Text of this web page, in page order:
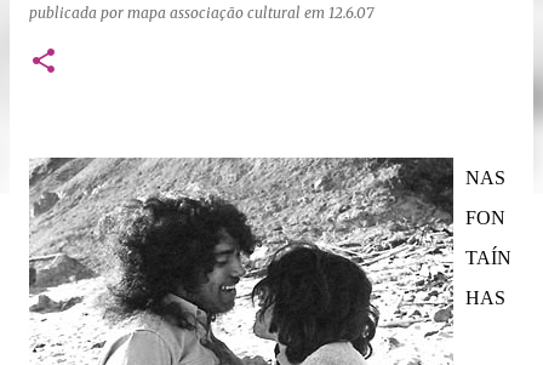
publicada por mapa associação cultural em 12.6.07
NAS
FON
TAÍN
HAS